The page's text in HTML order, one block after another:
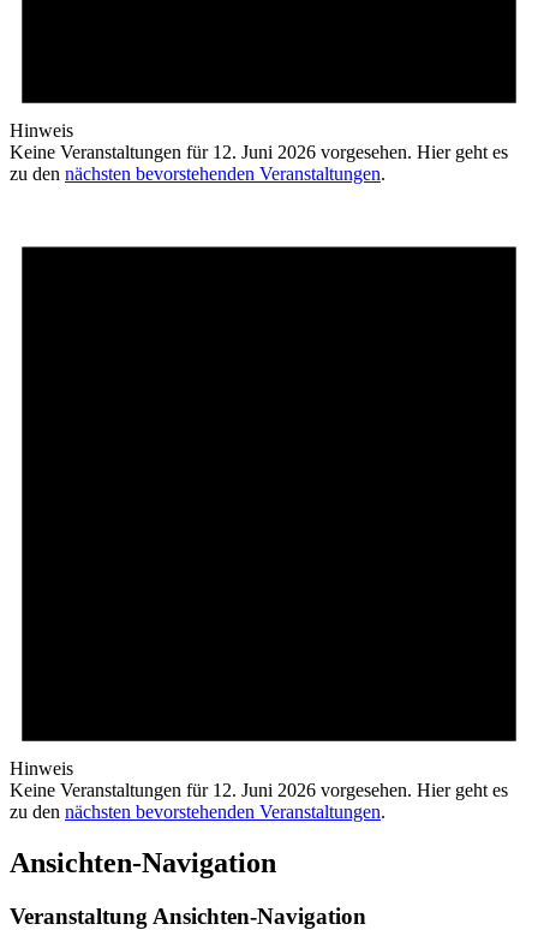
Hinweis
Keine Veranstaltungen für 12. Juni 2026 vorgesehen. Hier geht es
zu den nächsten bevorstehenden Veranstaltungen.
Hinweis
Keine Veranstaltungen für 12. Juni 2026 vorgesehen. Hier geht es
zu den nächsten bevorstehenden Veranstaltungen.
Ansichten-Navigation
Veranstaltung Ansichten-Navigation